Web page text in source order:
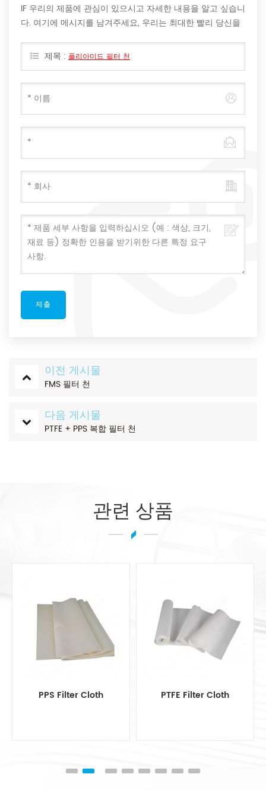
IF 우리의 제품에 관심이 있으시고 자세한 내용을 알고 싶습니
다. 여기에 메시지를 남겨주세요, 우리는 최대한 빨리 당신을
제목 : 폴리아미드 필터 천
이전 게시물
FMS 필터 천
다음 게시물
PTFE + PPS 복합 필터 천
관련 상품
PTFE Filter Cloth FMS 필터 천